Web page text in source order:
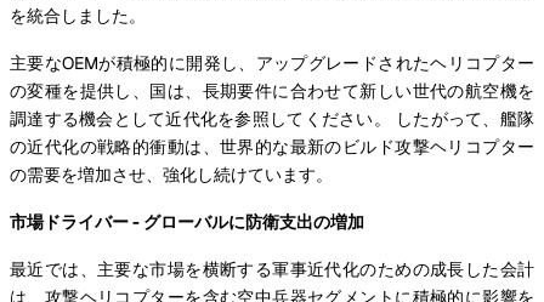
を統合しました。
主要なOEMが積極的に開発し、アップグレードされたヘリコプター
の変種を提供し、国は、長期要件に合わせて新しい世代の航空機を
調達する機会として近代化を参照してください。 したがって、艦隊
の近代化の戦略的衝動は、世界的な最新のビルド攻撃ヘリコプター
の需要を増加させ、強化し続けています。
市場ドライバー - グローバルに防衛支出の増加
最近では、主要な市場を横断する軍事近代化のための成長した会計
は、攻撃ヘリコプターを含む空中兵器セグメントに積極的に影響を